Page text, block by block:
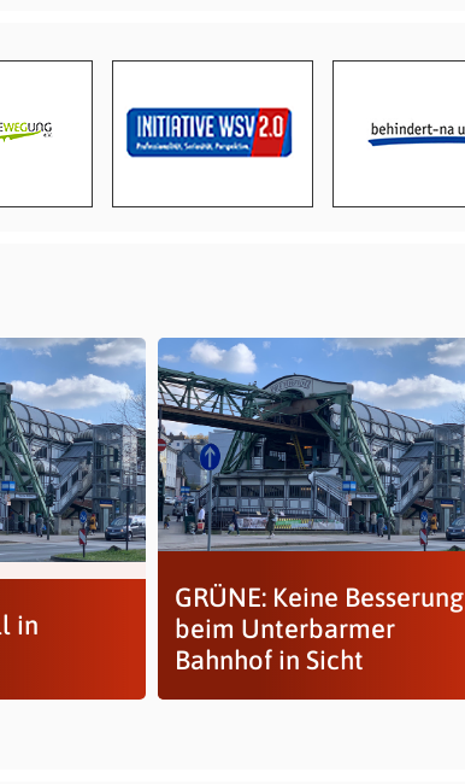
in
GRÜNE: Keine Besserung
beim Unterbarmer
Bahnhof in Sicht